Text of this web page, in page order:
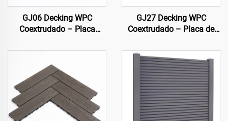
GJ06 Decking WPC
Coextrudado – Placa
Sete Furos (Mais Vendido)
GJ27 Decking WPC
Coextrudado – Placa de
com Seis Furos (Design
Slim Fit)